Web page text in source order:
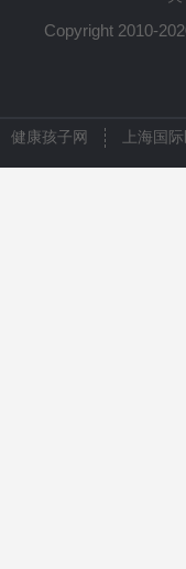
Copyright 2010-
健康孩子网 上海国